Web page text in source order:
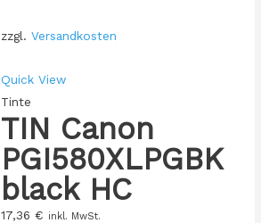
zzgl. Versandkosten
Quick View
Tinte
TIN Canon
PGI580XLPGBK
black HC
17,36 € inkl. MwSt.